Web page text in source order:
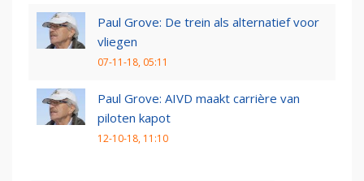
Paul Grove: De trein als alternatief voor
vliegen
07-11-18, 05:11
Paul Grove: AIVD maakt carrière van
piloten kapot
12-10-18, 11:10